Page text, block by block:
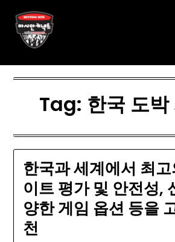
content
Tag: 한국 도
한국과 세계에서 최
이트 평가 및 안전성,
양한 게임 옵션 등을
천